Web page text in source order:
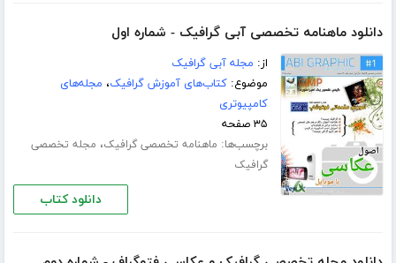
دانلود ماهنامه تخصصی آبی گرافیک - شماره اول
از: مجله آبی گرافیک
موضوع:کتاب‌های آموزش گرافیک، مجله‌های
کامپیوتری
۳۵ صفحه
برچسب‌ها: ماهنامه تخصصی گرافیک، مجله تخصصی
گرافیک
دانلود کتاب